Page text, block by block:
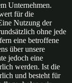
Unternehmen.
für die
Nutzung der
ohne jede
eine betroffene
über unsere
jedoch eine
werden. Ist die
und besteht für